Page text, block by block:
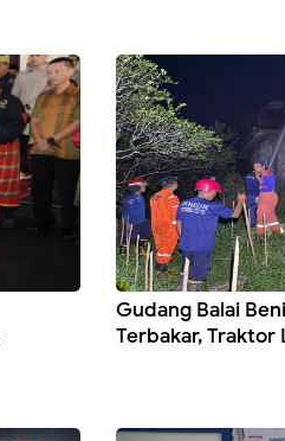
Gudang Balai
Terbakar, Traktor